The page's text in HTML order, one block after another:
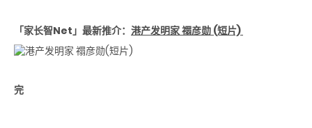
「家长智Net」最新推介： 港产发明家 禤彦勋 (短片)
完